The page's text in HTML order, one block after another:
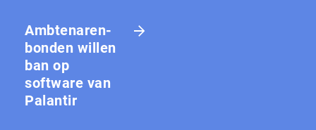
Amb­te­na­ren­
bon­den willen
ban op
software van
Palantir